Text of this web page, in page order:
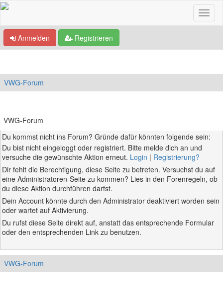
Anmelden Registrieren
VWG-Forum
VWG-Forum
Du kommst nicht ins Forum? Gründe dafür könnten folgende sein:
Du bist nicht eingeloggt oder registriert. Bitte melde dich an und
versuche die gewünschte Aktion erneut. Login | Registrierung?
Dir fehlt die Berechtigung, diese Seite zu betreten. Versuchst du auf
eine Administratoren-Seite zu kommen? Lies in den Forenregeln, ob
du diese Aktion durchführen darfst.
Dein Account könnte durch den Administrator deaktiviert worden sein
oder wartet auf Aktivierung.
Du rufst diese Seite direkt auf, anstatt das entsprechende Formular
oder den entsprechenden Link zu benutzen.
VWG-Forum